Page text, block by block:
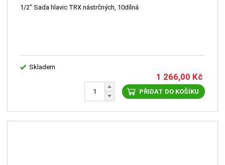
1/2" Sada hlavic TRX nástrčných, 10dílná
Skladem
1 266,00 Kč
PŘIDAT DO KOŠÍKU